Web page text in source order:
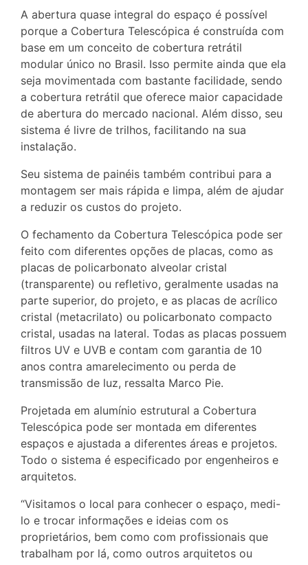
A abertura quase integral do espaço é possível
porque a Cobertura Telescópica é construída com
base em um conceito de cobertura retrátil
modular único no Brasil. Isso permite ainda que ela
seja movimentada com bastante facilidade, sendo
a cobertura retrátil que oferece maior capacidade
de abertura do mercado nacional. Além disso, seu
sistema é livre de trilhos, facilitando na sua
instalação.
Seu sistema de painéis também contribui para a
montagem ser mais rápida e limpa, além de ajudar
a reduzir os custos do projeto.
O fechamento da Cobertura Telescópica pode ser
feito com diferentes opções de placas, como as
placas de policarbonato alveolar cristal
(transparente) ou refletivo, geralmente usadas na
parte superior, do projeto, e as placas de acrílico
cristal (metacrilato) ou policarbonato compacto
cristal, usadas na lateral. Todas as placas possuem
filtros UV e UVB e contam com garantia de 10
anos contra amarelecimento ou perda de
transmissão de luz, ressalta Marco Pie.
Projetada em alumínio estrutural a Cobertura
Telescópica pode ser montada em diferentes
espaços e ajustada a diferentes áreas e projetos.
Todo o sistema é especificado por engenheiros e
arquitetos.
“Visitamos o local para conhecer o espaço, medi-
lo e trocar informações e ideias com os
proprietários, bem como com profissionais que
trabalham por lá, como outros arquitetos ou